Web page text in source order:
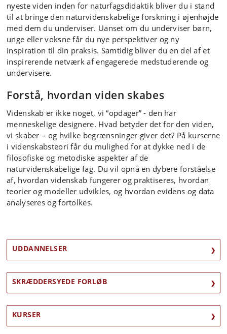
nyeste viden inden for naturfagsdidaktik bliver du i stand
til at bringe den naturvidenskabelige forskning i øjenhøjde
med dem du underviser. Uanset om du underviser børn,
unge eller voksne får du nye perspektiver og ny
inspiration til din praksis. Samtidig bliver du en del af et
inspirerende netværk af engagerede medstuderende og
undervisere.
Forstå, hvordan viden skabes
Videnskab er ikke noget, vi “opdager” - den har
menneskelige designere. Hvad betyder det for den viden,
vi skaber – og hvilke begrænsninger giver det? På kurserne
i videnskabsteori får du mulighed for at dykke ned i de
filosofiske og metodiske aspekter af de
naturvidenskabelige fag. Du vil opnå en dybere forståelse
af, hvordan videnskab fungerer og praktiseres, hvordan
teorier og modeller udvikles, og hvordan evidens og data
analyseres og fortolkes.
UDDANNELSER
SKRÆDDERSYEDE FORLØB
KURSER